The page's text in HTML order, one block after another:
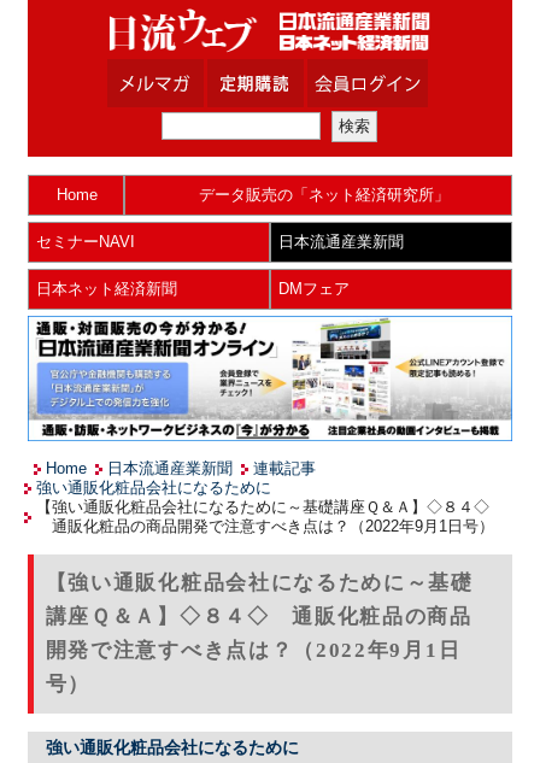
Home データ販売の「ネット経済研究所」
セミナーNAVI 日本流通産業新聞
日本ネット経済新聞 DMフェア
Home 日本流通産業新聞
連載記事
強い通販化粧品会社になるために
【強い通販化粧品会社になるために～基礎講座Ｑ＆Ａ】◇８４◇
通販化粧品の商品開発で注意すべき点は？（2022年9月1日号）
【強い通販化粧品会社になるために～基礎
講座Ｑ＆Ａ】◇８４◇ 通販化粧品の商品
開発で注意すべき点は？（2022年9月1日
号）
強い通販化粧品会社になるために